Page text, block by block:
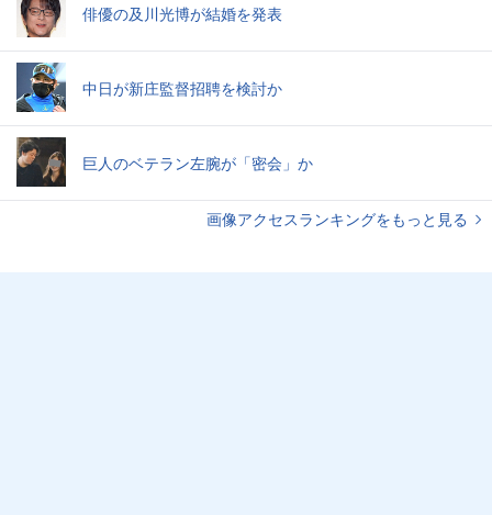
俳優の及川光博が結婚を発表
中日が新庄監督招聘を検討か
巨人のベテラン左腕が「密会」か
画像アクセスランキングをもっと見る